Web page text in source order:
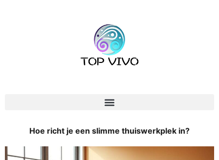
Hoe richt je een slimme thuiswerkplek in?